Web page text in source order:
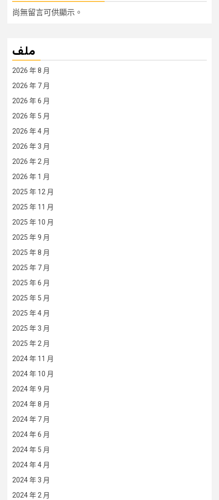
尚無留言可供顯示。
ملف
2026 年 8 月
2026 年 7 月
2026 年 6 月
2026 年 5 月
2026 年 4 月
2026 年 3 月
2026 年 2 月
2026 年 1 月
2025 年 12 月
2025 年 11 月
2025 年 10 月
2025 年 9 月
2025 年 8 月
2025 年 7 月
2025 年 6 月
2025 年 5 月
2025 年 4 月
2025 年 3 月
2025 年 2 月
2024 年 11 月
2024 年 10 月
2024 年 9 月
2024 年 8 月
2024 年 7 月
2024 年 6 月
2024 年 5 月
2024 年 4 月
2024 年 3 月
2024 年 2 月